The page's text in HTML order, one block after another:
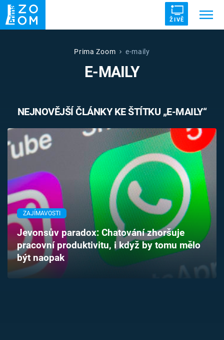
ŽIVĚ
UFO DRUHÁ SVĚTOVÁ VÁLKA
VETŘELCI DÁVNOVĚKU
Témata
Témata
Pořady
TV Program
Časopis
Sledujte prima+
Prima Zoom e-maily
E-MAILY
NEJNOVĚJŠÍ ČLÁNKY KE ŠTÍTKU „E-MAILY“
ZAJÍMAVOSTI
Jevonsův paradox: Chatování zhoršuje
pracovní produktivitu, i když by tomu mělo
být naopak